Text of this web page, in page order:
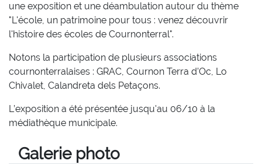
une exposition et une déambulation autour du thème
"L'école, un patrimoine pour tous : venez découvrir
l'histoire des écoles de Cournonterral".
Notons la participation de plusieurs associations
cournonterralaises : GRAC, Cournon Terra d’Oc, Lo
Chivalet, Calandreta dels Petaçons.
L’exposition a été présentée jusqu'au 06/10 à la
médiathèque municipale.
Galerie photo